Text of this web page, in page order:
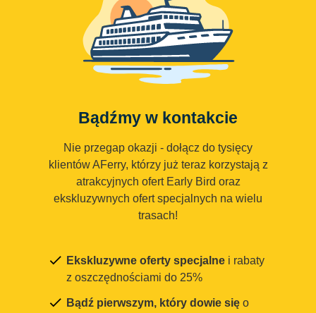
Bądźmy w kontakcie
Nie przegap okazji - dołącz do tysięcy
klientów AFerry, którzy już teraz korzystają z
atrakcyjnych ofert Early Bird oraz
ekskluzywnych ofert specjalnych na wielu
trasach!
Ekskluzywne oferty specjalne i rabaty
z oszczędnościami do 25%
Bądź pierwszym, który dowie się o